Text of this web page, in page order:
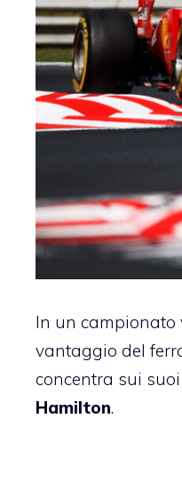
In un campionato
vantaggio del
concentra sui
Hamilton.